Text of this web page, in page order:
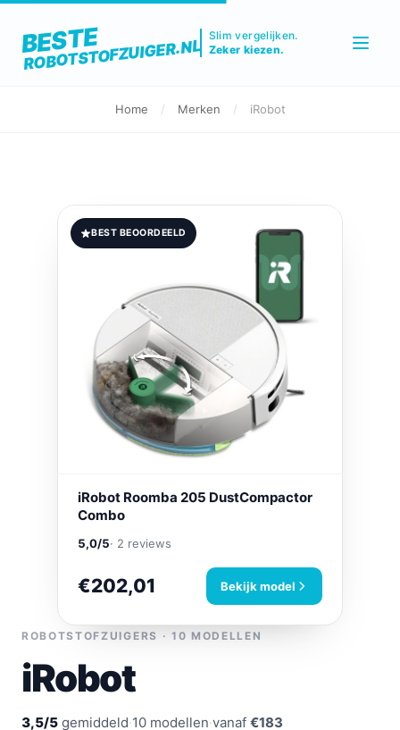
BESTE
ROBOTSTOFZUIGER.NL
Slim vergelijken.
Zeker kiezen.
Home / Merken / iRobot
ROBOTSTOFZUIGERS · 10 MODELLEN
iRobot
3,5/5 gemiddeld·10 modellen·vanaf €183
BEST BEOORDEELD
iRobot Roomba 205 DustCompactor
Combo
5,0/5· 2 reviews
€202,01 Bekijk model